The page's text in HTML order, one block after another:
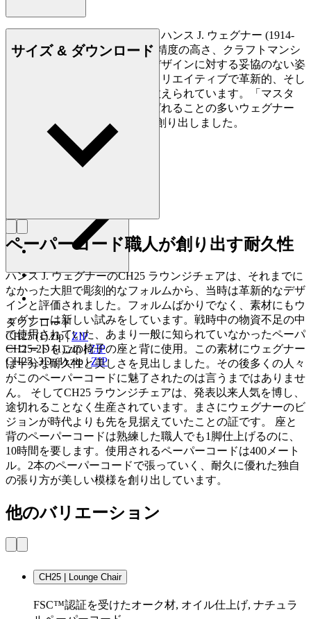
デンマークの家具デザイナー、ハンス J. ウェグナー (1914-
2007) は、家具づくりにおける精度の高さ、クラフトマンシ
ップに対する優れた洞察力、デザインに対する妥協のない姿
勢で知られており、史上最もクリエイティブで革新的、そし
て多作なデザイナーの一人に数えられています。「マスタ
ー・オブ・ザ・チェア」と呼ばれることの多いウェグナー
は、生涯で約500点もの椅子を創り出しました。
詳しく見る Hans J. Wegner
サイズ & ダウンロード
ダウンロード
CH25 (1).zip|ZIP
CH25-2D (1).zip|ZIP
CH25_3D (1).zip |ZIP
ペーパーコード職人が創り出す耐久性
ハンス J. ウェグナーのCH25 ラウンジチェアは、それまでに
なかった大胆で彫刻的なフォルムから、当時は革新的なデザ
インと評価されました。フォルムばかりでなく、素材にもウ
ェグナーは新しい試みをしています。戦時中の物資不足の中
で使用されていた、あまり一般に知られていなかったペーパ
ーコードをこの椅子の座と背に使用。この素材にウェグナー
は十分な耐久性と美しさを見出しました。その後多くの人々
がこのペーパーコードに魅了されたのは言うまではありませ
ん。 そしてCH25 ラウンジチェアは、発表以来人気を博し、
途切れることなく生産されています。まさにウェグナーのビ
ジョンが時代よりも先を見据えていたことの証です。 座と
背のペーパーコードは熟練した職人でも1脚仕上げるのに、
10時間を要します。使用されるペーパーコードは400メート
ル。2本のペーパーコードで張っていく、耐久に優れた独自
の張り方が美しい模様を創り出しています。
他のバリエーション
CH25 | Lounge Chair
FSC™認証を受けたオーク材, オイル仕上げ, ナチュラ